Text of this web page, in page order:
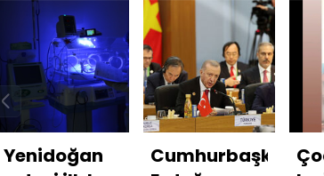
Yenidoğan
Cumhurbaşkanı